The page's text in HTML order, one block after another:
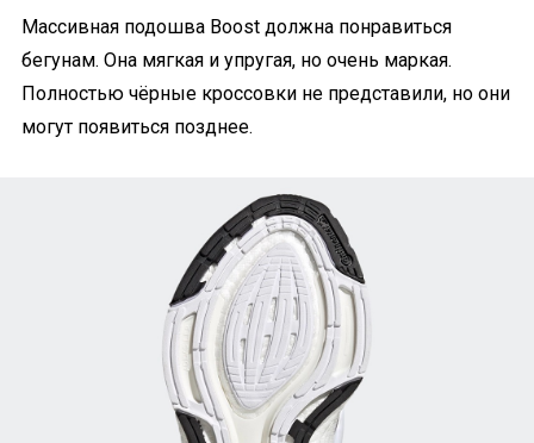
Массивная подошва Boost должна понравиться
бегунам. Она мягкая и упругая, но очень маркая.
Полностью чёрные кроссовки не представили, но они
могут появиться позднее.